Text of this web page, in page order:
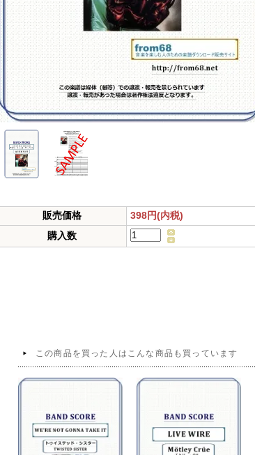
販売価格 398円(内税)
購入数
この商品を買った人はこんな商品も買っています